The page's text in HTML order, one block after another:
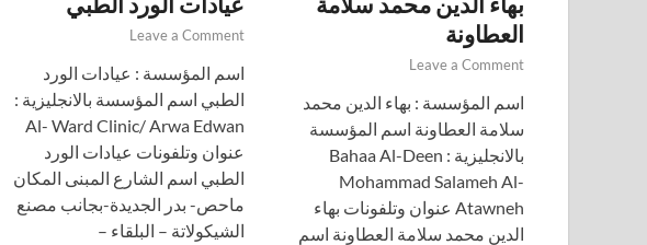
العطاونة
Leave a Comment
اسم المؤسسة : بهاء الدين محمد
سلامة العطاونة اسم المؤسسة
بالانجليزية : Bahaa Al-Deen
Mohammad Salameh Al-
Atawneh عنوان وتلفونات بهاء
الدين محمد سلامة العطاونة اسم
Leave a Comment
اسم المؤسسة : عيادات الورد
الطبي اسم المؤسسة بالانجليزية :
Al- Ward Clinic/ Arwa Edwan
عنوان وتلفونات عيادات الورد
الطبي اسم الشارع المبنى المكان
ماحص- بدر الجديدة-بجانب مصنع
الشيكولاتة – البلقاء –